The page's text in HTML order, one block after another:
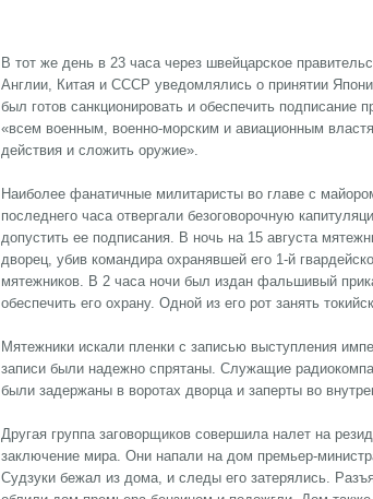
В тот же день в 23 часа через швейцарское
Англии, Китая и СССР уведомлялись о принятии
был готов санкционировать и обеспечить подписание
«всем военным, военно-морским и авиационным
действия и сложить оружие».
Наиболее фанатичные милитаристы во главе с
последнего часа отвергали безоговорочную
допустить ее подписания. В ночь на 15 августа
дворец, убив командира охранявшей его 1-й
мятежников. В 2 часа ночи был издан фальшивый
обеспечить его охрану. Одной из его рот занять
Мятежники искали пленки с записью выступления
записи были надежно спрятаны. Служащие
были задержаны в воротах дворца и заперты во
Другая группа заговорщиков совершила налет на
заключение мира. Они напали на дом премьер-
Судзуки бежал из дома, и следы его затерялись.